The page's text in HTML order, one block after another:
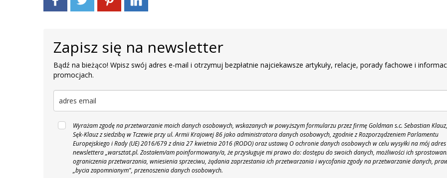
Zapisz się na newsletter
Bądź na bieżąco! Wpisz swój adres e-mail i otrzymuj bezpłatnie najciekawsze artykuły, relacje, porady fachowe i
promocjach.
Wyrażam zgodę na przetwarzanie moich danych osobowych, wskazanych w powyższym formularzu przez firmę Goldman s.c. Sebastian
Sęk-Klauz z siedzibą w Tczewie przy ul. Armii Krajowej 86 jako administratora danych osobowych, zgodnie z Rozporządzeniem Parlamentu
Europejskiego i Rady (UE) 2016/679 z dnia 27 kwietnia 2016 (RODO) oraz ustawą O ochronie danych osobowych w celu wysyłki na mój
newslettera „warsztat.pl. Zostałem/am poinformowany/a, że przysługuje mi prawo do: dostępu do swoich danych, możliwości ich
ograniczenia przetwarzania, wniesienia sprzeciwu, żądania zaprzestania ich przetwarzania i wycofania zgody na przetwarzanie danych,
„bycia zapomnianym", przenoszenia danych osobowych.